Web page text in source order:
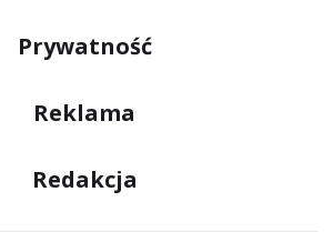
Prywatność
Reklama
Redakcja